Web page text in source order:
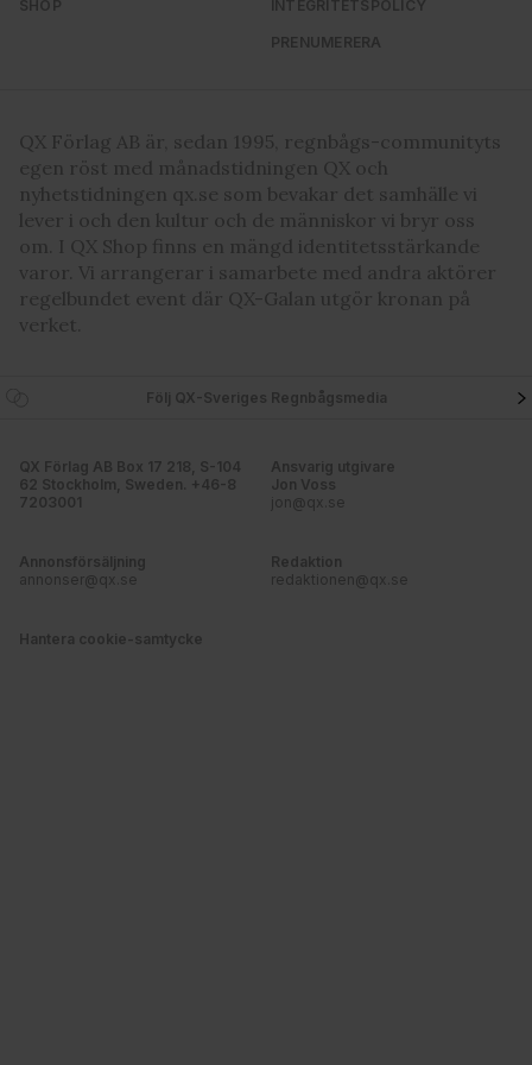
samlat in när du har använt deras tjänster. Du godkänner
våra cookies vid fortsatt användande av vår webbplats.
SHOP INTEGRITETSPOLICY
PRENUMERERA
QX Förlag AB är, sedan 1995, regnbågs-communityts
egen röst med månadstidningen QX och
nyhetstidningen qx.se som bevakar det samhälle vi
lever i och den kultur och de människor vi bryr oss
om. I QX Shop finns en mängd identitetsstärkande
varor. Vi arrangerar i samarbete med andra aktörer
regelbundet event där QX-Galan utgör kronan på
verket.
Följ QX-Sveriges Regnbågsmedia
QX Förlag AB Box 17 218, S-104
62 Stockholm, Sweden. +46-8
7203001
Ansvarig utgivare
Jon Voss
jon@qx.se
Annonsförsäljning
annonser@qx.se
Redaktion
redaktionen@qx.se
Hantera cookie-samtycke